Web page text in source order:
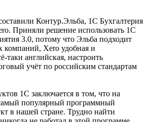
Контур.Эльба, 1С Бухгалтерия
Приняли решение использовать 1С
3.0, потому что Эльба подходит
компаний, Xero удобная и
таки английская, настроить
учёт по российским стандартам
1С заключается в том, что на
популярный программный
в нашей стране. Трудно найти